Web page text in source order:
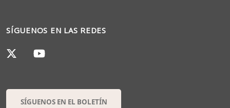
SÍGUENOS EN LAS REDES
SÍGUENOS EN EL BOLETÍN